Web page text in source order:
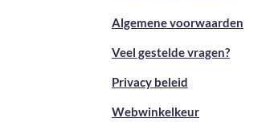
Algemene voorwaarden
Veel gestelde vragen?
Privacy beleid
Webwinkelkeur